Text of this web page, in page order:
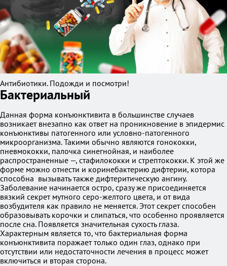
Антибиотики. Подожди и посмотри!
Бактериальный
Данная форма конъюнктивита в большинстве случаев
возникает внезапно как ответ на проникновение в эпидермис
конъюнктивы патогенного или условно-патогенного
микроорганизма. Такими обычно являются гонококки,
пневмококки, палочка синегнойная, и наиболее
распространенные —, стафилококки и стрептококки. К этой же
форме можно отнести и коринебактерию дифтерии, котора
способна вызывать также дифтеритическую ангину.
Заболевание начинается остро, сразу же присоединяется
вязкий секрет мутного серо-желтого цвета, и от вида
возбудителя как правило не меняется. Этот секрет способен
образовывать корочки и слипаться, что особенно проявляется
после сна. Появляется значительная сухость глаза.
Характерным является то, что бактериальная форма
конъюнктивита поражает только один глаз, однако при
отсутствии или недостаточности лечения в процесс может
включиться и вторая сторона.